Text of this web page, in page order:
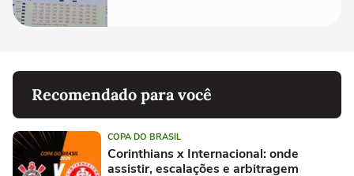
Recomendado para você
COPA DO BRASIL
Corinthians x Internacional: onde
assistir, escalações e arbitragem